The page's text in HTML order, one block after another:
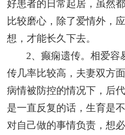
好患者的日常起居，虽然
比较磨心，除了爱情外，
想，才能长久下去。
2、癫痫遗传。相爱容
传几率比较高，夫妻双方
病情被防控的情况下，后
是一直反复的话，生育是
对自己做的事情负责，想